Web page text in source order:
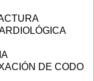
DE CODO